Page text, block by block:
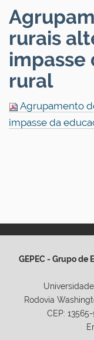
rurais
impasse
rural
Agrupamento
impasse da
GEPEC - Grupo de
Rodovia
CEP: